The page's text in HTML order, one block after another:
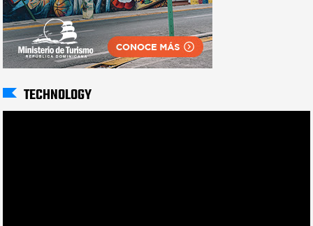
TECHNOLOGY